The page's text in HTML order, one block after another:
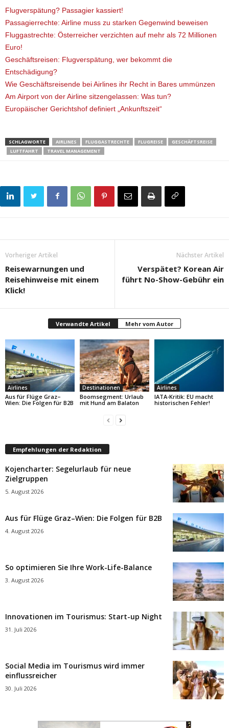
Flugverspätung? Passagier kassiert!
Passagierrechte: Airline muss zu starken Gegenwind beweisen
Fluggastrechte: Österreicher verzichten auf mehr als 72 Millionen
Euro!
Geschäftsreisen: Flugverspätung, wer bekommt die
Entschädigung?
Wie Geschäftsreisende bei Airlines ihr Recht in Bares ummünzen
Am Airport von der Airline sitzengelassen: Was tun?
Europäischer Gerichtshof definiert „Ankunftszeit“
SCHLAGWORTE AIRLINES FLUGGASTRECHTE FLUGREISE
GESCHÄFTSREISE
LUFTFAHRT
TRAVEL MANAGEMENT
Vorheriger Artikel
Reisewarnungen und
Reisehinweise mit einem
Klick!
Nächster Artikel
Verspätet? Korean Air
führt No-Show-Gebühr ein
Verwandte Artikel Mehr vom Autor
Airlines
Aus für Flüge Graz–
Wien: Die Folgen für B2B
Destinationen
Boomsegment: Urlaub
mit Hund am Balaton
Airlines
IATA-Kritik: EU macht
historischen Fehler!
Empfehlungen der Redaktion
Kojencharter: Segelurlaub für neue
Zielgruppen
5. August 2026
Aus für Flüge Graz–Wien: Die Folgen für B2B
4. August 2026
So optimieren Sie Ihre Work-Life-Balance
3. August 2026
Innovationen im Tourismus: Start-up Night
31. Juli 2026
Social Media im Tourismus wird immer
einflussreicher
30. Juli 2026